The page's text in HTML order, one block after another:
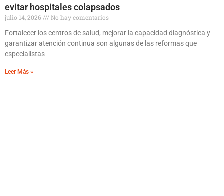
evitar hospitales colapsados
julio 14, 2026
No hay comentarios
Fortalecer los centros de salud, mejorar la capacidad diagnóstica y
garantizar atención continua son algunas de las reformas que
especialistas
Leer Más »